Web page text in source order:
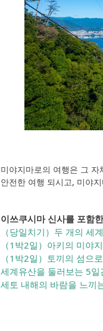
미야지마로의 여행은 그
안전한 여행 되시고, 미야
이쓰쿠시마 신사를 포함
（당일치기）두 개의 세
（1박2일）아키의 미야
（1박2일）토끼의 섬으
세계유산을 둘러보는 5일
세토 내해의 바람을 느끼